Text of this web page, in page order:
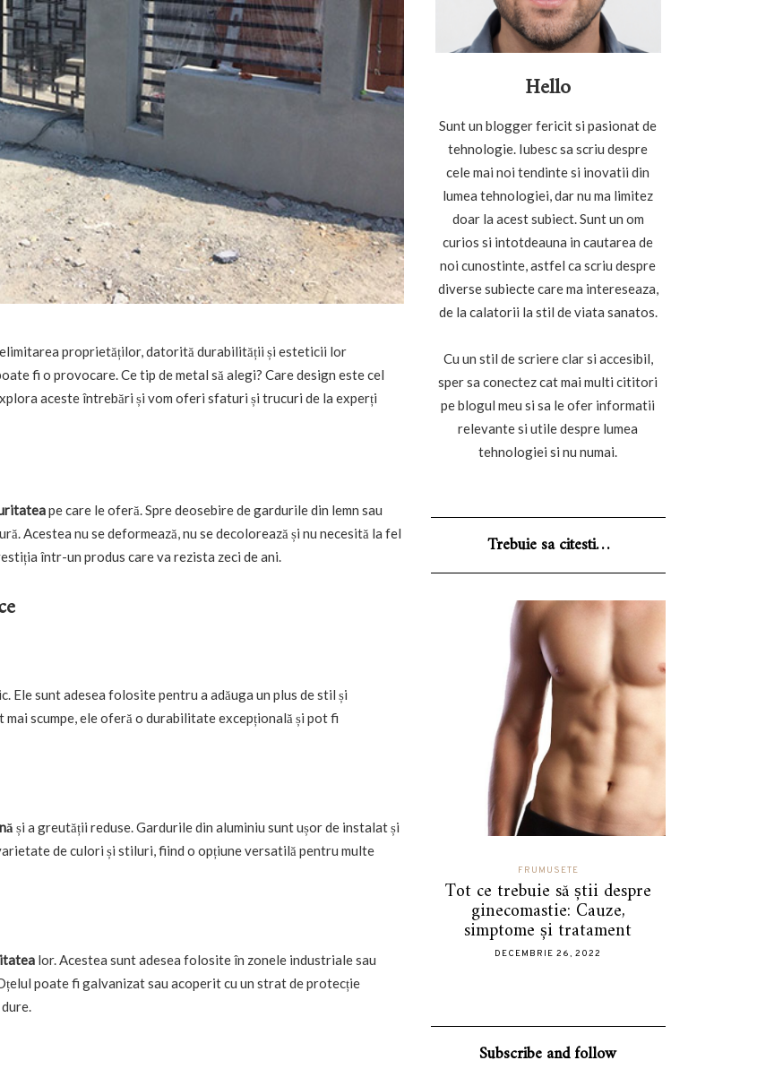
proprietăților, datorită durabilității și esteticii lor
fi o provocare. Ce tip de metal să alegi? Care design este cel
aceste întrebări și vom oferi sfaturi și trucuri de la experți
pe care le oferă. Spre deosebire de gardurile din lemn sau
Acestea nu se deformează, nu se decolorează și nu necesită la fel
într-un produs care va rezista zeci de ani.
sunt adesea folosite pentru a adăuga un plus de stil și
scumpe, ele oferă o durabilitate excepțională și pot fi
și a greutății reduse. Gardurile din aluminiu sunt ușor de instalat și
de culori și stiluri, fiind o opțiune versatilă pentru multe
lor. Acestea sunt adesea folosite în zonele industriale sau
poate fi galvanizat sau acoperit cu un strat de protecție
Hello
Sunt un blogger fericit si pasionat de
tehnologie. Iubesc sa scriu despre
cele mai noi tendinte si inovatii din
lumea tehnologiei, dar nu ma limitez
doar la acest subiect. Sunt un om
curios si intotdeauna in cautarea de
noi cunostinte, astfel ca scriu despre
diverse subiecte care ma intereseaza,
de la calatorii la stil de viata sanatos.
Cu un stil de scriere clar si accesibil,
sper sa conectez cat mai multi cititori
pe blogul meu si sa le ofer informatii
relevante si utile despre lumea
tehnologiei si nu numai.
Trebuie sa citesti…
Titan, București APRILIE 14, 2025
FRUMUSETE
Tot ce trebuie să știi despre
ginecomastie: Cauze,
simptome și tratament
DECEMBRIE 26, 2022
Subscribe and follow